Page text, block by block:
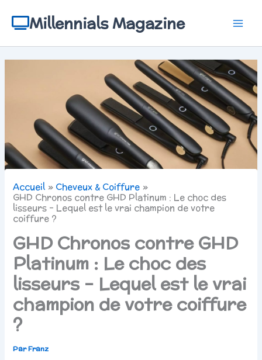
contenuMillennials Magazine
Accueil
Cheveux & Coiffure
GHD Chronos contre GHD Platinum : Le choc des
lisseurs – Lequel est le vrai champion de votre
coiffure ?
GHD Chronos contre GHD
Platinum : Le choc des
lisseurs – Lequel est le vrai
champion de votre coiffure
?
ParFranz